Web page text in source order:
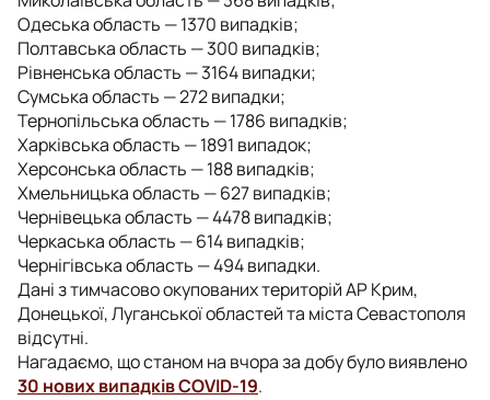
Одеська область — 1370 випадків;
Полтавська область — 300 випадків;
Рівненська область — 3164 випадки;
Сумська область — 272 випадки;
Тернопільська область — 1786 випадків;
Харківська область — 1891 випадок;
Херсонська область — 188 випадків;
Хмельницька область — 627 випадків;
Чернівецька область — 4478 випадків;
Черкаська область — 614 випадків;
Чернігівська область — 494 випадки.
Дані з тимчасово окупованих територій АР Крим,
Донецької, Луганської областей та міста Севастополя
відсутні.
Нагадаємо, що станом на вчора за добу було виявлено
30 нових випадків COVID-19.